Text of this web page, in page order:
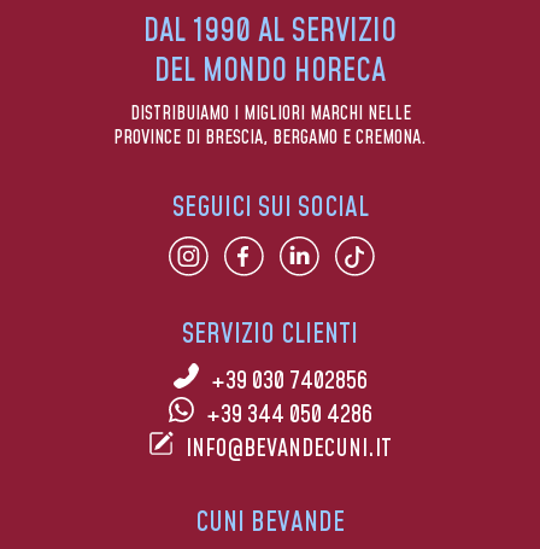
DAL 1990 AL SERVIZIO
DEL MONDO HORECA
DISTRIBUIAMO I MIGLIORI MARCHI NELLE
PROVINCE DI BRESCIA, BERGAMO E CREMONA.
SERVIZIO CLIENTI
+39 030 7402856
+39 344 050 4286
INFO@BEVANDECUNI.IT
CUNI BEVANDE
SEGUICI SUI SOCIAL